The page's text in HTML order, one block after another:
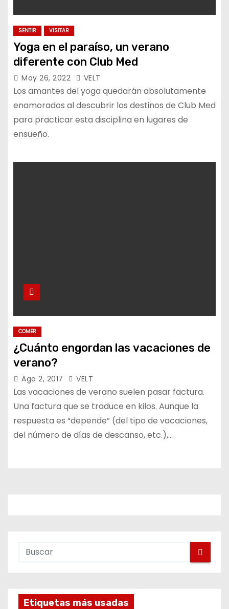
SENTIR VISITAR
Yoga en el paraíso, un verano
diferente con Club Med
May 26, 2022 VELT
Los amantes del yoga quedarán absolutamente
enamorados al descubrir los destinos de Club Med
para practicar esta disciplina en lugares de
ensueño.
COMER
¿Cuánto engordan las vacaciones de
verano?
Ago 2, 2017 VELT
Las vacaciones de verano suelen pasar factura.
Una factura que se traduce en kilos. Aunque la
respuesta es “depende” (del tipo de vacaciones,
del número de días de descanso, etc.),…
Etiquetas más usadas